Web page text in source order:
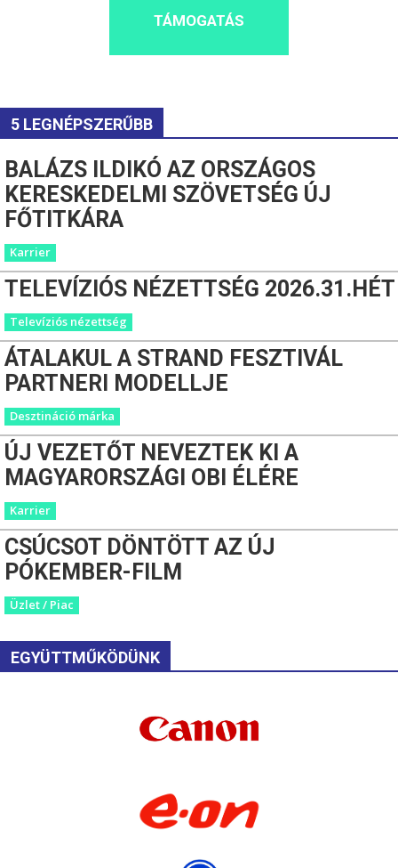
TÁMOGATÁS
5 LEGNÉPSZERŰBB
BALÁZS ILDIKÓ AZ ORSZÁGOS
KERESKEDELMI SZÖVETSÉG ÚJ
FŐTITKÁRA
Karrier
TELEVÍZIÓS NÉZETTSÉG 2026.31.HÉT
Televíziós nézettség
ÁTALAKUL A STRAND FESZTIVÁL
PARTNERI MODELLJE
Desztináció márka
ÚJ VEZETŐT NEVEZTEK KI A
MAGYARORSZÁGI OBI ÉLÉRE
Karrier
CSÚCSOT DÖNTÖTT AZ ÚJ
PÓKEMBER-FILM
Üzlet / Piac
EGYÜTTMŰKÖDÜNK